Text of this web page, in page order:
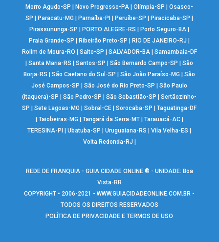
Morro Agudo-SP
Novo Progresso-PA |Olímpia-SP |Osasco-
SP
Paracatu-MG Parnaíba-PI Peruíbe-SP Piracicaba-SP
Pirassununga-SP
PORTO ALEGRE-RS Porto Seguro-BA
Praia Grande-SP
Ribeirão Preto-SP RIO DE JANEIRO-RJ
Rolim de Moura-RO
Salto-SP SALVADOR-BA| Samambaia-DF
|Santa Maria-RS |Santos-SP |São Bernardo Campo-SP |São
Borja-RS
|São Caetano do Sul-SP |São João Paraíso-MG |São
José Campos-SP
|São José do Rio Preto-SP |São Paulo
(Itaquera)-SP
|São Pedro-SP |São Sebastião-SP |Sertãozinho-
SP
|Sete Lagoas-MG |Sobral-CE |Sorocaba-SP |Taguatinga-DF
Taiobeiras-MG Tangará da Serra-MT| Tarauacá-AC|
TERESINA-PI
|Ubatuba-SP |Uruguaiana-RS |Vila Velha-ES
Volta Redonda-RJ
REDE DE FRANQUIA - GUIA CIDADE ONLINE ® - UNIDADE: Boa
Vista-RR
COPYRIGHT • 2006-2021 -WWW.GUIACIDADEONLINE.COM.BR -
TODOS OS DIREITOS RESERVADOS
POLÍTICA DE PRIVACIDADE E TERMOS DE USO